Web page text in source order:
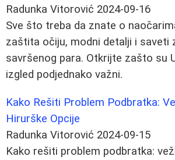
Radunka Vitorović 2024-09-16
Sve što treba da znate o
zaštita očiju, modni detalji i saveti
savršenog para. Otkrijte zašto su
izgled podjednako važni.
Kako Rešiti Problem Podbratka:
Hirurške Opcije
Radunka Vitorović 2024-09-15
Kako rešiti problem podbratka: